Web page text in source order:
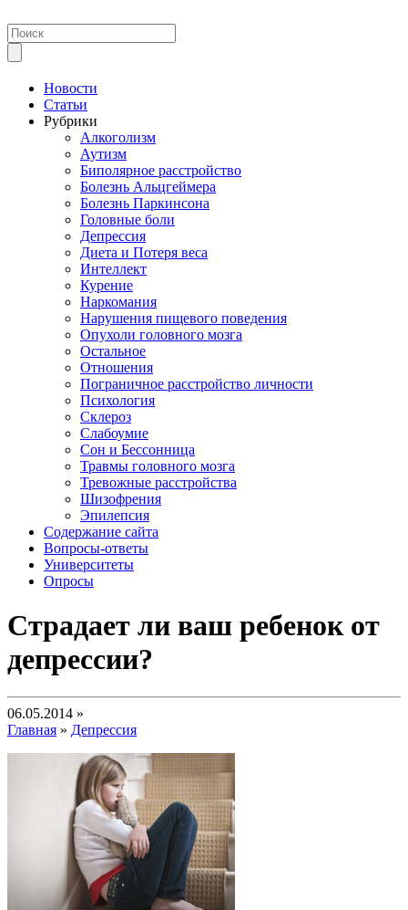
Новости
Статьи
Рубрики
Алкоголизм
Аутизм
Биполярное расстройство
Болезнь Альцгеймера
Болезнь Паркинсона
Головные боли
Депрессия
Диета и Потеря веса
Интеллект
Курение
Наркомания
Нарушения пищевого поведения
Опухоли головного мозга
Остальное
Отношения
Пограничное расстройство личности
Психология
Склероз
Слабоумие
Сон и Бессонница
Травмы головного мозга
Тревожные расстройства
Шизофрения
Эпилепсия
Содержание сайта
Вопросы-ответы
Университеты
Опросы
Страдает ли ваш ребенок от
депрессии?
06.05.2014 »
Главная » Депрессия